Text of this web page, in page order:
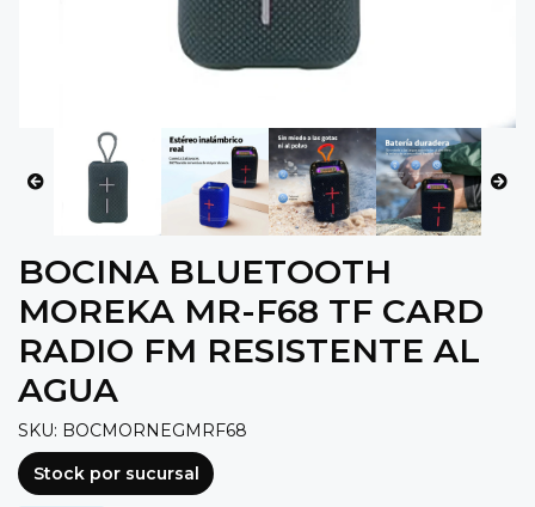
BOCINA BLUETOOTH
MOREKA MR-F68 TF CARD
RADIO FM RESISTENTE AL
AGUA
SKU: BOCMORNEGMRF68
Stock por sucursal